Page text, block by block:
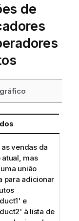
de
as vendas da
atual, mas
união
para adicionar
' e
' à lista de